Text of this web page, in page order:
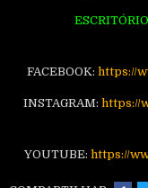
FACEBOOK: https://
INSTAGRAM: https://
YOUTUBE: https://